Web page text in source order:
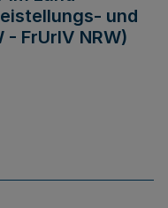
und
FrUrlV NRW)